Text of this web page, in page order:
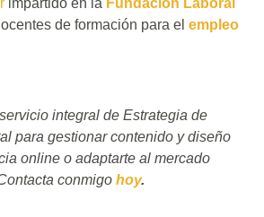
impartido en la Fundación Laboral
de formación para el empleo
integral de Estrategia de
para gestionar contenido y diseño
online o adaptarte al mercado
conmigo hoy.